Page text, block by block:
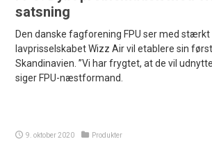
satsning
Den danske fagforening FPU ser med
lavprisselskabet Wizz Air vil etablere sin
Skandinavien. ”Vi har frygtet, at de vil
siger FPU-næstformand.
9. oktober 2020 Produkter